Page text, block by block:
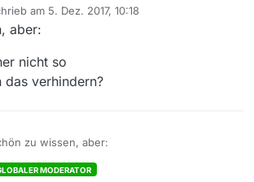
am 5. Dez. 2017, 10:18
editiert von
aber:
nicht so
das verhindern?
zu wissen, aber:
das war früher nicht so
MODERATOR